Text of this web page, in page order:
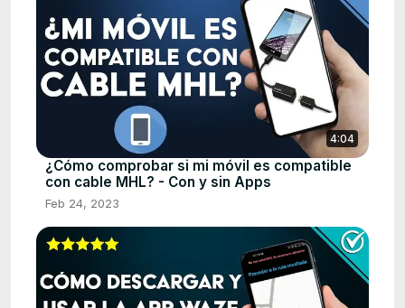
4:04
¿Cómo comprobar si mi móvil es compatible
con cable MHL? - Con y sin Apps
Feb 24, 2023